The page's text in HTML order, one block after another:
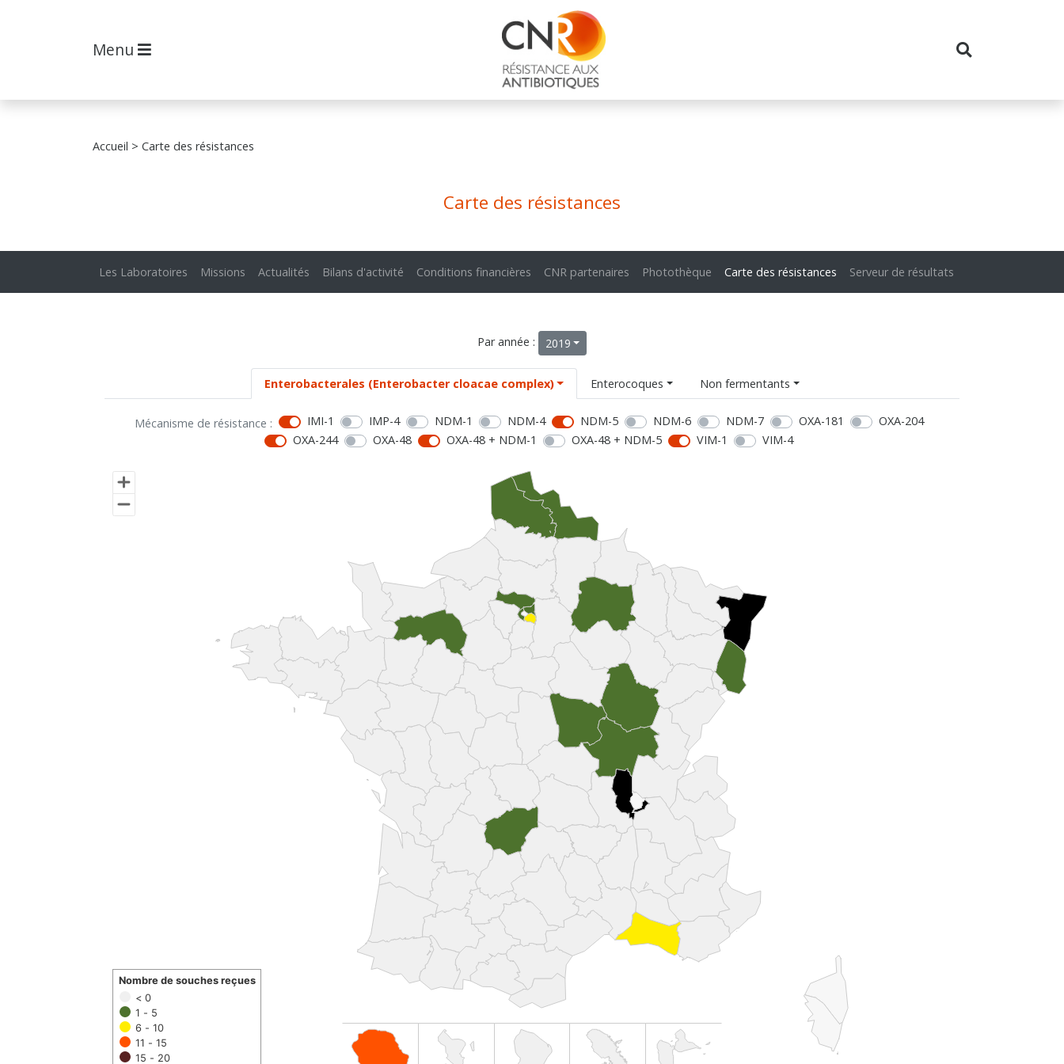
Menu
Accueil > Carte des résistances
Carte des résistances
Les Laboratoires Missions Actualités Bilans d'activité Conditions financières CNR partenaires Photothèque Carte des résistances Serveur de résultats
Par année : 2019
Enterobacterales (Enterobacter cloacae complex) Enterocoques Non fermentants
Mécanisme de résistance : IMI-1 IMP-4 NDM-1 NDM-4 NDM-5 NDM-6 NDM-7 OXA-181
OXA-204
OXA-244
OXA-48 OXA-48 + NDM-1 OXA-48 + NDM-5 VIM-1 VIM-4
< 0
1 - 5
6 - 10
11 - 15
15 - 20
Nombre de souches reçues